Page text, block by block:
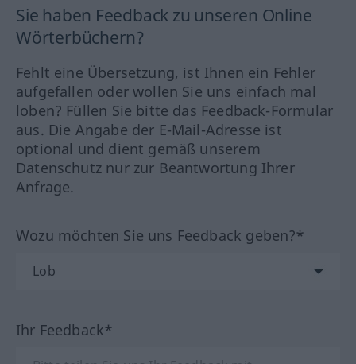
Sie haben Feedback zu unseren Online
Wörterbüchern?
Fehlt eine Übersetzung, ist Ihnen ein Fehler
aufgefallen oder wollen Sie uns einfach mal
loben? Füllen Sie bitte das Feedback-Formular
aus. Die Angabe der E-Mail-Adresse ist
optional und dient gemäß unserem
Datenschutz nur zur Beantwortung Ihrer
Anfrage.
Wozu möchten Sie uns Feedback geben?*
Ihr Feedback*